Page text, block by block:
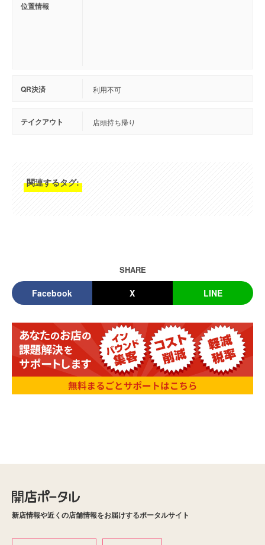
位置情報
QR決済 利用不可
テイクアウト 店頭持ち帰り
関連するタグ:
SHARE
Facebook X LINE
新店情報や近くの店舗情報をお届けするポータルサイト